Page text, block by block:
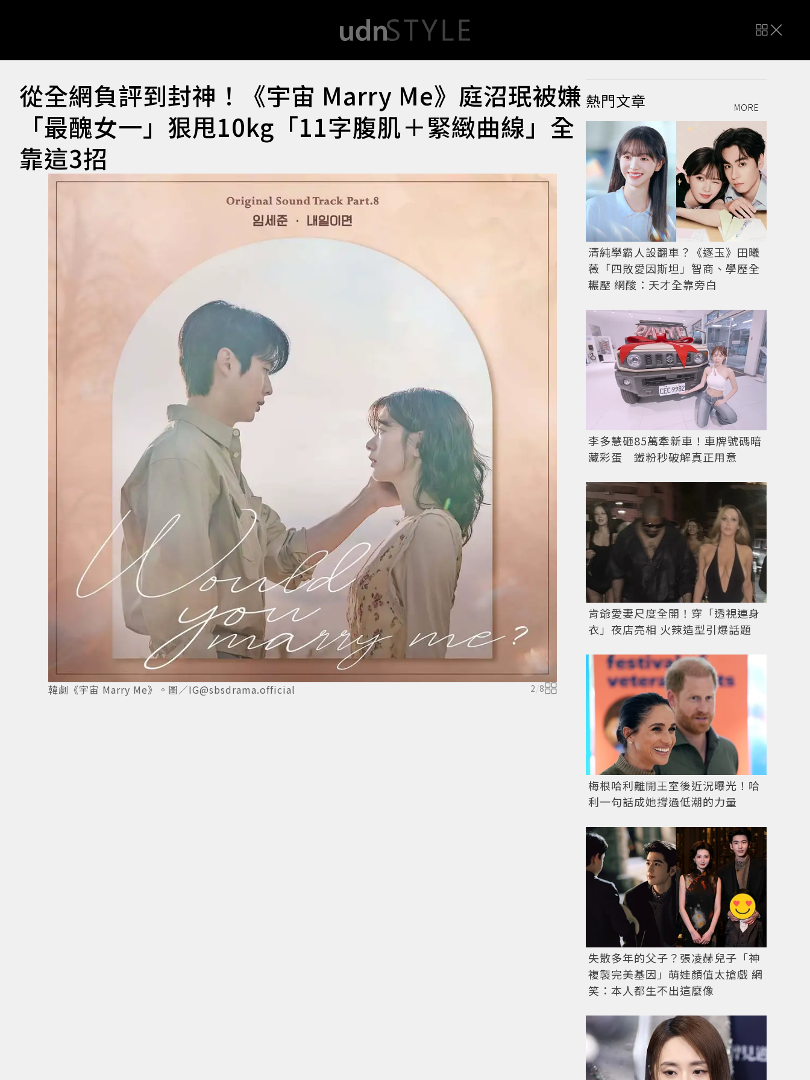
從全網負評到封神！《宇宙 Marry Me》庭沼珉被嫌
「最醜女一」狠甩10kg「11字腹肌＋緊緻曲線」全
靠這3招
韓劇《宇宙 Marry Me》。圖／IG@sbsdrama.official 2/8
熱門文章 MORE
清純學霸人設翻車？《逐玉》田曦
薇「四敗愛因斯坦」智商、學歷全
輾壓 網酸：天才全靠旁白
李多慧砸85萬牽新車！車牌號碼暗
藏彩蛋 鐵粉秒破解真正用意
肯爺愛妻尺度全開！穿「透視連身
衣」夜店亮相 火辣造型引爆話題
梅根哈利離開王室後近況曝光！哈
利一句話成她撐過低潮的力量
失散多年的父子？張凌赫兒子「神
複製完美基因」萌娃顏值太搶戲 網
笑：本人都生不出這麼像